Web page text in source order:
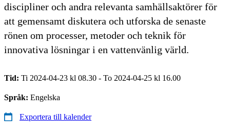
discipliner och andra relevanta samhällsaktörer för
att gemensamt diskutera och utforska de senaste
rönen om processer, metoder och teknik för
innovativa lösningar i en vattenvänlig värld.
Tid: Ti 2024-04-23 kl 08.30 - To 2024-04-25 kl 16.00
Språk: Engelska
Exportera till kalender